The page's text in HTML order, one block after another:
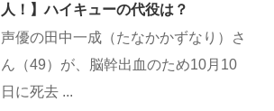
人！】ハイキューの代役は？
声優の田中一成（たなかかずなり）さ
ん（49）が、脳幹出血のため10月10
日に死去 ...